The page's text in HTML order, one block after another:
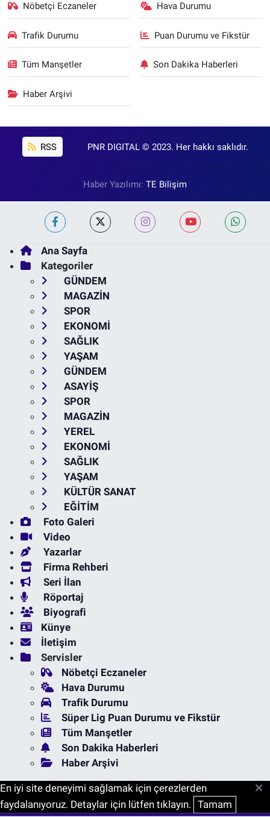
Nöbetçi Eczaneler Hava Durumu
Trafik Durumu Puan Durumu ve Fikstür
Tüm Manşetler Son Dakika Haberleri
Haber Arşivi
RSS PNR DIGITAL © 2023. Her hakkı saklıdır.
Haber Yazılımı: TE Bilişim
Ana Sayfa
Kategoriler
GÜNDEM
MAGAZİN
SPOR
EKONOMİ
SAĞLIK
YAŞAM
GÜNDEM
ASAYİŞ
SPOR
MAGAZİN
YEREL
EKONOMİ
SAĞLIK
YAŞAM
KÜLTÜR SANAT
EĞİTİM
Foto Galeri
Video
Yazarlar
Firma Rehberi
Seri İlan
Röportaj
Biyografi
Künye
İletişim
Servisler
Nöbetçi Eczaneler
Hava Durumu
Trafik Durumu
Süper Lig Puan Durumu ve Fikstür
Tüm Manşetler
Son Dakika Haberleri
Haber Arşivi
En iyi site deneyimi sağlamak için çerezlerden
faydalanıyoruz. Detaylar için lütfen tıklayın. Tamam